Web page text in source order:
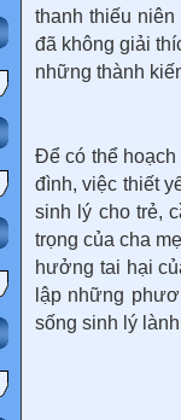
thanh thiếu
đã không giải
những thành
Để có thể hoạch
đình, việc thiết
sinh lý cho trẻ,
trọng của cha
hưởng tai hại
lập những
sống sinh lý